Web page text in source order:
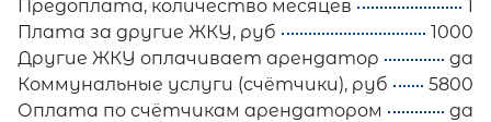
Предоплата, количество месяцев
1
Плата за другие ЖКУ, руб
1000
Другие ЖКУ оплачивает арендатор
да
Коммунальные услуги (счётчики), руб
5800
Оплата по счётчикам арендатором
да